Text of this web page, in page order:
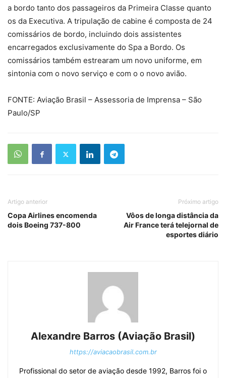
a bordo tanto dos passageiros da Primeira Classe quanto
os da Executiva. A tripulação de cabine é composta de 24
comissários de bordo, incluindo dois assistentes
encarregados exclusivamente do Spa a Bordo. Os
comissários também estrearam um novo uniforme, em
sintonia com o novo serviço e com o o novo avião.
FONTE: Aviação Brasil – Assessoria de Imprensa – São
Paulo/SP
Artigo anterior
Copa Airlines encomenda
dois Boeing 737-800
Próximo artigo
Vôos de longa distância da
Air France terá telejornal de
esportes diário
Alexandre Barros (Aviação Brasil)
https://aviacaobrasil.com.br
Profissional do setor de aviação desde 1992, Barros foi o